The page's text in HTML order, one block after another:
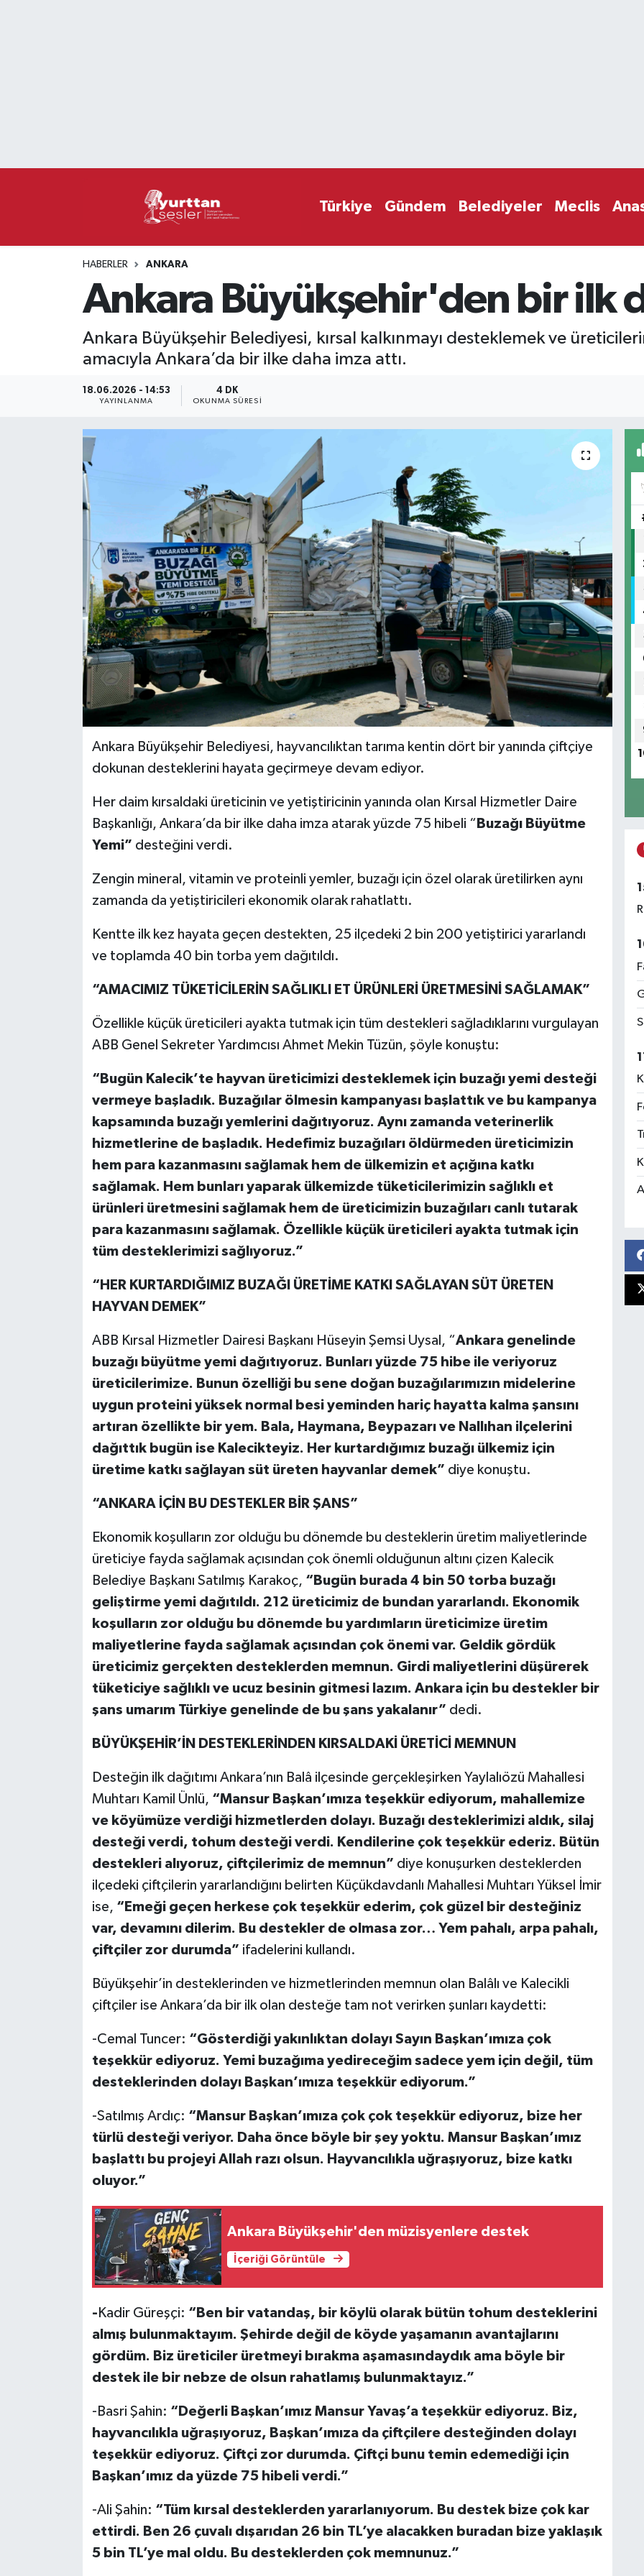
Türkiye Gündem Belediyeler Meclis
HABERLER ANKARA
Ankara Büyükşehir'den bir ilk
Ankara Büyükşehir Belediyesi, kırsal kalkınmayı desteklemek ve
amacıyla Ankara’da bir ilke daha imza attı.
18.06.2026 - 14:53
YAYINLANMA
4 DK
OKUNMA SÜRESI
Ankara Büyükşehir Belediyesi, hayvancılıktan tarıma kentin dört bir yanında çiftçiye
dokunan desteklerini hayata geçirmeye devam ediyor.
Her daim kırsaldaki üreticinin ve yetiştiricinin yanında olan Kırsal Hizmetler Daire
Başkanlığı, Ankara’da bir ilke daha imza atarak yüzde 75 hibeli “ Buzağı Büyütme
Yemi” desteğini verdi.
Zengin mineral, vitamin ve proteinli yemler, buzağı için özel olarak üretilirken aynı
zamanda da yetiştiricileri ekonomik olarak rahatlattı.
Kentte ilk kez hayata geçen destekten, 25 ilçedeki 2 bin 200 yetiştirici yararlandı
ve toplamda 40 bin torba yem dağıtıldı.
“AMACIMIZ TÜKETİCİLERİN SAĞLIKLI ET ÜRÜNLERİ ÜRETMESİNİ SAĞLAMAK”
Özellikle küçük üreticileri ayakta tutmak için tüm destekleri sağladıklarını vurgulayan
ABB Genel Sekreter Yardımcısı Ahmet Mekin Tüzün, şöyle konuştu:
“Bugün Kalecik’te hayvan üreticimizi desteklemek için buzağı yemi desteği
vermeye başladık. Buzağılar ölmesin kampanyası başlattık ve bu kampanya
kapsamında buzağı yemlerini dağıtıyoruz. Aynı zamanda veterinerlik
hizmetlerine de başladık. Hedefimiz buzağıları öldürmeden üreticimizin
hem para kazanmasını sağlamak hem de ülkemizin et açığına katkı
sağlamak. Hem bunları yaparak ülkemizde tüketicilerimizin sağlıklı et
ürünleri üretmesini sağlamak hem de üreticimizin buzağıları canlı tutarak
para kazanmasını sağlamak. Özellikle küçük üreticileri ayakta tutmak için
tüm desteklerimizi sağlıyoruz.”
“HER KURTARDIĞIMIZ BUZAĞI ÜRETİME KATKI SAĞLAYAN SÜT ÜRETEN
HAYVAN DEMEK”
ABB Kırsal Hizmetler Dairesi Başkanı Hüseyin Şemsi Uysal, “Ankara genelinde
buzağı büyütme yemi dağıtıyoruz. Bunları yüzde 75 hibe ile veriyoruz
üreticilerimize. Bunun özelliği bu sene doğan buzağılarımızın midelerine
uygun proteini yüksek normal besi yeminden hariç hayatta kalma şansını
artıran özellikte bir yem. Bala, Haymana, Beypazarı ve Nallıhan ilçelerini
dağıttık bugün ise Kalecikteyiz. Her kurtardığımız buzağı ülkemiz için
üretime katkı sağlayan süt üreten hayvanlar demek” diye konuştu.
“ANKARA İÇİN BU DESTEKLER BİR ŞANS”
Ekonomik koşulların zor olduğu bu dönemde bu desteklerin üretim maliyetlerinde
üreticiye fayda sağlamak açısından çok önemli olduğunun altını çizen Kalecik
Belediye Başkanı Satılmış Karakoç, “Bugün burada 4 bin 50 torba buzağı
geliştirme yemi dağıtıldı. 212 üreticimiz de bundan yararlandı. Ekonomik
koşulların zor olduğu bu dönemde bu yardımların üreticimize üretim
maliyetlerine fayda sağlamak açısından çok önemi var. Geldik gördük
üreticimiz gerçekten desteklerden memnun. Girdi maliyetlerini düşürerek
tüketiciye sağlıklı ve ucuz besinin gitmesi lazım. Ankara için bu destekler bir
şans umarım Türkiye genelinde de bu şans yakalanır” dedi.
BÜYÜKŞEHİR’İN DESTEKLERİNDEN KIRSALDAKİ ÜRETİCİ MEMNUN
Desteğin ilk dağıtımı Ankara’nın Balâ ilçesinde gerçekleşirken Yaylalıözü Mahallesi
Muhtarı Kamil Ünlü, “Mansur Başkan’ımıza teşekkür ediyorum, mahallemize
ve köyümüze verdiği hizmetlerden dolayı. Buzağı desteklerimizi aldık, silaj
desteği verdi, tohum desteği verdi. Kendilerine çok teşekkür ederiz. Bütün
destekleri alıyoruz, çiftçilerimiz de memnun” diye konuşurken desteklerden
ilçedeki çiftçilerin yararlandığını belirten Küçükdavdanlı Mahallesi Muhtarı Yüksel İmir
ise, “Emeği geçen herkese çok teşekkür ederim, çok güzel bir desteğiniz
var, devamını dilerim. Bu destekler de olmasa zor… Yem pahalı, arpa pahalı,
çiftçiler zor durumda” ifadelerini kullandı.
Büyükşehir’in desteklerinden ve hizmetlerinden memnun olan Balâlı ve Kalecikli
çiftçiler ise Ankara’da bir ilk olan desteğe tam not verirken şunları kaydetti:
-Cemal Tuncer: “Gösterdiği yakınlıktan dolayı Sayın Başkan’ımıza çok
teşekkür ediyoruz. Yemi buzağıma yedireceğim sadece yem için değil, tüm
desteklerinden dolayı Başkan’ımıza teşekkür ediyorum.”
-Satılmış Ardıç: “Mansur Başkan’ımıza çok çok teşekkür ediyoruz, bize her
türlü desteği veriyor. Daha önce böyle bir şey yoktu. Mansur Başkan’ımız
başlattı bu projeyi Allah razı olsun. Hayvancılıkla uğraşıyoruz, bize katkı
oluyor.”
Ankara Büyükşehir'den müzisyenlere destek
İçeriği Görüntüle
- Kadir Güreşçi: “Ben bir vatandaş, bir köylü olarak bütün tohum desteklerini
almış bulunmaktayım. Şehirde değil de köyde yaşamanın avantajlarını
gördüm. Biz üreticiler üretmeyi bırakma aşamasındaydık ama böyle bir
destek ile bir nebze de olsun rahatlamış bulunmaktayız.”
-Basri Şahin: “Değerli Başkan’ımız Mansur Yavaş’a teşekkür ediyoruz. Biz,
hayvancılıkla uğraşıyoruz, Başkan’ımıza da çiftçilere desteğinden dolayı
teşekkür ediyoruz. Çiftçi zor durumda. Çiftçi bunu temin edemediği için
Başkan’ımız da yüzde 75 hibeli verdi.”
-Ali Şahin: “Tüm kırsal desteklerden yararlanıyorum. Bu destek bize çok kar
ettirdi. Ben 26 çuvalı dışarıdan 26 bin TL’ye alacakken buradan bize yaklaşık
5 bin TL’ye mal oldu. Bu desteklerden çok memnunuz.”
Süper Lig Puan Durumu ve Fikstür
Haber Arşivi